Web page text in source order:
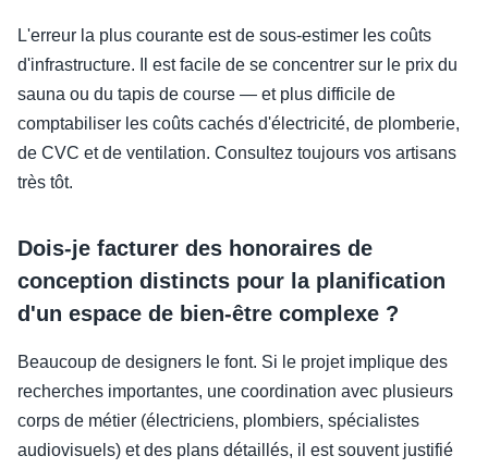
L'erreur la plus courante est de sous-estimer les coûts
d'infrastructure. Il est facile de se concentrer sur le prix du
sauna ou du tapis de course — et plus difficile de
comptabiliser les coûts cachés d'électricité, de plomberie,
de CVC et de ventilation. Consultez toujours vos artisans
très tôt.
Dois-je facturer des honoraires de
conception distincts pour la planification
d'un espace de bien-être complexe ?
Beaucoup de designers le font. Si le projet implique des
recherches importantes, une coordination avec plusieurs
corps de métier (électriciens, plombiers, spécialistes
audiovisuels) et des plans détaillés, il est souvent justifié